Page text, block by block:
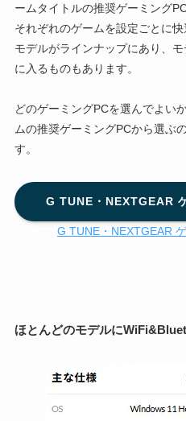
ームタイトルの推奨ゲーミング
それぞれのゲームを設定ごとに
モデルがラインナップにあり、
に入るものもあります。
どのゲーミングPCを選んでよい
ムの推奨ゲーミングPCから選ぶ
す。
G TUNE・NEXTGEAR
G TUNE・NEXTGEAR
ほとんどのモデルに